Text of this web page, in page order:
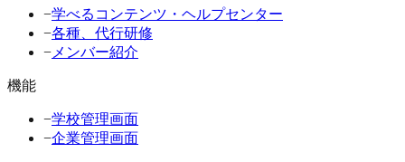
−学べるコンテンツ・ヘルプセンター
−各種、代行研修
− メンバー紹介
機能
−学校管理画面
−企業管理画面